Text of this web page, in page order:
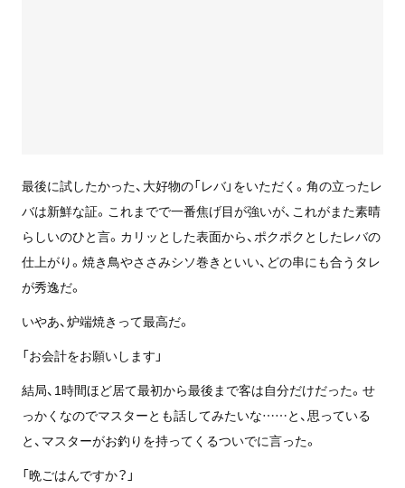
最後に試したかった、大好物の「レバ」をいただく。角の立ったレ
バは新鮮な証。これまでで一番焦げ目が強いが、これがまた素晴
らしいのひと言。カリッとした表面から、ポクポクとしたレバの
仕上がり。焼き鳥やささみシソ巻きといい、どの串にも合うタレ
が秀逸だ。
いやあ、炉端焼きって最高だ。
「お会計をお願いします」
結局、1時間ほど居て最初から最後まで客は自分だけだった。せ
っかくなのでマスターとも話してみたいな……と、思っている
と、マスターがお釣りを持ってくるついでに言った。
「晩ごはんですか？」